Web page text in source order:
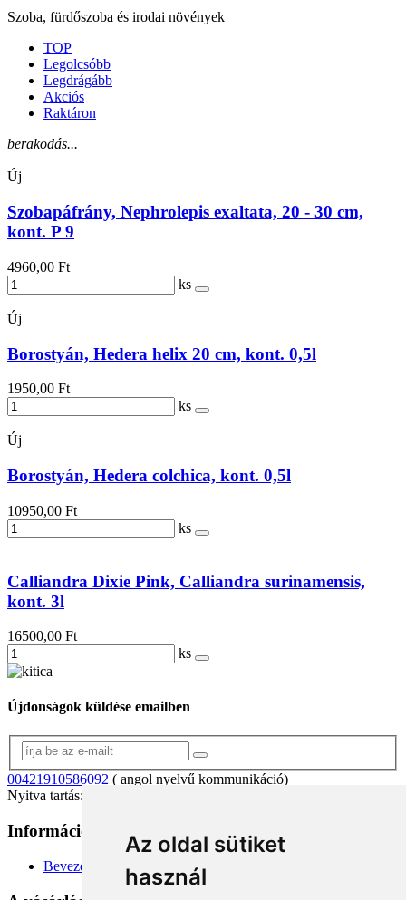
Az oldal sütiket
használ
Szoba, fürdőszoba és irodai növények
TOP
Legolcsóbb
Legdrágább
Akciós
Raktáron
berakodás...
Új
Szobapáfrány, Nephrolepis exaltata, 20 - 30 cm,
kont. P 9
4960,00 Ft
ks
Új
Borostyán, Hedera helix 20 cm, kont. 0,5l
1950,00 Ft
ks
Új
Borostyán, Hedera colchica, kont. 0,5l
10950,00 Ft
ks
Calliandra Dixie Pink, Calliandra surinamensis,
kont. 3l
16500,00 Ft
ks
Újdonságok küldése emailben
00421910586092 ( angol nyelvű kommunikáció)
Nyitva tartás: 8.00 – 16.00 (hétfő-péntek)
Információk
Bevezetés